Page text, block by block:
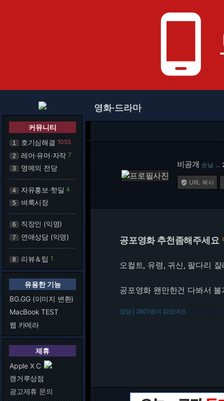
phone_android
커뮤니티
1 호기심해결 1055
2 레어·유머·자작 7
3 명예의 전당
4 자유홍보·핫딜 4
5 벼룩시장
6 직장인 (익명)
7 연애상담 (익명)
8 리뷰＆팁 1
유용한 기능
BG.GG (이미지 변환)
MacBook TEST
웹 카메라
제휴
Apple X C
캥거루상점
광고제휴 문의
영화·드라마
비공개 손님 …
 URL 복사
공포영화 추천좀해주세요
오컬트, 유령, 귀신, 팔다리
공포영화 왠만한건 다봐서
잡담 | 2801명이 읽었어요.